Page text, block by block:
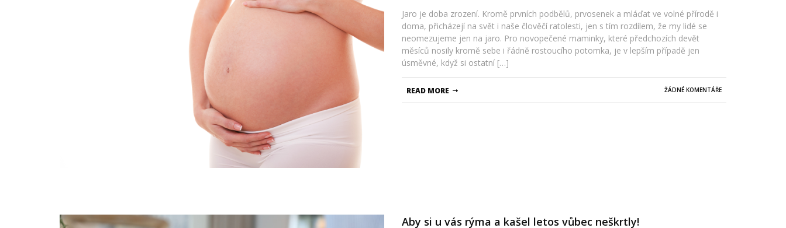
Jaro je doba zrození. Kromě prvních podbělů, prvosenek a mláďat ve volné přírodě i
doma, přicházejí na svět i naše člověčí ratolesti, jen s tím rozdílem, že my lidé se
neomezujeme jen na jaro. Pro novopečené maminky, které předchozích devět
měsíců nosily kromě sebe i řádně rostoucího potomka, je v lepším případě jen
úsměvné, když si ostatní […]
ŽÁDNÉ KOMENTÁŘE
READ MORE
Aby si u vás rýma a kašel letos vůbec neškrtly!